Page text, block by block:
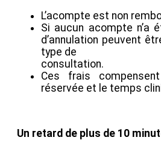
L’acompte est non
Si aucun acompte n’a
d’annulation peuvent
type de
consultation.
Ces frais
réservée et le temps
Un retard de plus de 10